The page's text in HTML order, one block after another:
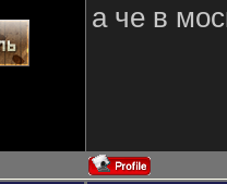
а че в